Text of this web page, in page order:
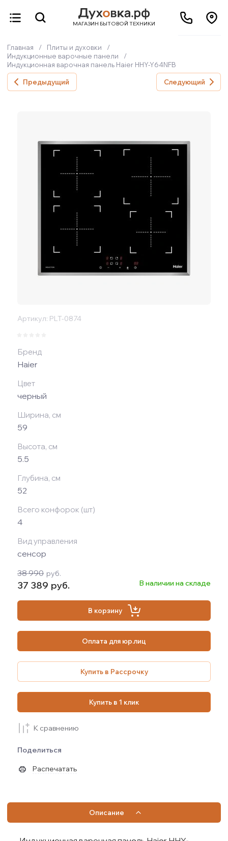
МАГАЗИН БЫТОВОЙ ТЕХНИКИ
Главная / Плиты и духовки
/
Индукционные варочные панели
/
Индукционная варочная панель Haier HHY-Y64NFB
Предыдущий Следующий
Артикул: PLT-0874
Бренд
Haier
Цвет
черный
Ширина, см
59
Высота, см
5.5
Глубина, см
52
Всего конфорок (шт)
4
Вид управления
сенсор
В наличии на складе
38 990 руб.
37 389 руб.
В корзину
Оплата для юр.лиц
Купить в Рассрочку
Купить в 1 клик
К сравнению
Поделиться
Распечатать
Описание